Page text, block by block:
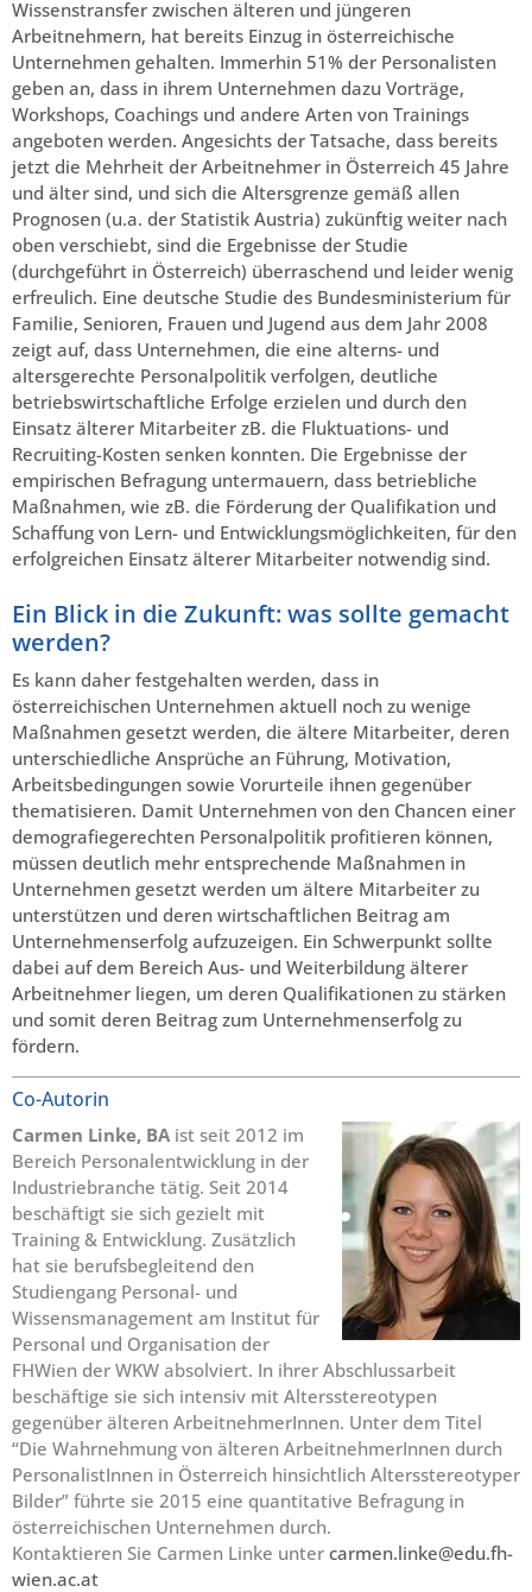
Wissenstransfer zwischen älteren und jüngeren
Arbeitnehmern, hat bereits Einzug in österreichische
Unternehmen gehalten. Immerhin 51% der Personalisten
geben an, dass in ihrem Unternehmen dazu Vorträge,
Workshops, Coachings und andere Arten von Trainings
angeboten werden. Angesichts der Tatsache, dass bereits
jetzt die Mehrheit der Arbeitnehmer in Österreich 45 Jahre
und älter sind, und sich die Altersgrenze gemäß allen
Prognosen (u.a. der Statistik Austria) zukünftig weiter nach
oben verschiebt, sind die Ergebnisse der Studie
(durchgeführt in Österreich) überraschend und leider wenig
erfreulich. Eine deutsche Studie des Bundesministerium für
Familie, Senioren, Frauen und Jugend aus dem Jahr 2008
zeigt auf, dass Unternehmen, die eine alterns- und
altersgerechte Personalpolitik verfolgen, deutliche
betriebswirtschaftliche Erfolge erzielen und durch den
Einsatz älterer Mitarbeiter zB. die Fluktuations- und
Recruiting-Kosten senken konnten. Die Ergebnisse der
empirischen Befragung untermauern, dass betriebliche
Maßnahmen, wie zB. die Förderung der Qualifikation und
Schaffung von Lern- und Entwicklungsmöglichkeiten, für den
erfolgreichen Einsatz älterer Mitarbeiter notwendig sind.
Ein Blick in die Zukunft: was sollte gemacht
werden?
Es kann daher festgehalten werden, dass in
österreichischen Unternehmen aktuell noch zu wenige
Maßnahmen gesetzt werden, die ältere Mitarbeiter, deren
unterschiedliche Ansprüche an Führung, Motivation,
Arbeitsbedingungen sowie Vorurteile ihnen gegenüber
thematisieren. Damit Unternehmen von den Chancen einer
demografiegerechten Personalpolitik profitieren können,
müssen deutlich mehr entsprechende Maßnahmen in
Unternehmen gesetzt werden um ältere Mitarbeiter zu
unterstützen und deren wirtschaftlichen Beitrag am
Unternehmenserfolg aufzuzeigen. Ein Schwerpunkt sollte
dabei auf dem Bereich Aus- und Weiterbildung älterer
Arbeitnehmer liegen, um deren Qualifikationen zu stärken
und somit deren Beitrag zum Unternehmenserfolg zu
fördern.
Co-Autorin
Carmen Linke, BA ist seit 2012 im
Bereich Personalentwicklung in der
Industriebranche tätig. Seit 2014
beschäftigt sie sich gezielt mit
Training & Entwicklung. Zusätzlich
hat sie berufsbegleitend den
Studiengang Personal- und
Wissensmanagement am Institut für
Personal und Organisation der
FHWien der WKW absolviert. In ihrer Abschlussarbeit
beschäftige sie sich intensiv mit Altersstereotypen
gegenüber älteren ArbeitnehmerInnen. Unter dem Titel
“Die Wahrnehmung von älteren ArbeitnehmerInnen durch
PersonalistInnen in Österreich hinsichtlich Altersstereotyper
Bilder” führte sie 2015 eine quantitative Befragung in
österreichischen Unternehmen durch.
Kontaktieren Sie Carmen Linke unter carmen.linke@edu.fh-
wien.ac.at